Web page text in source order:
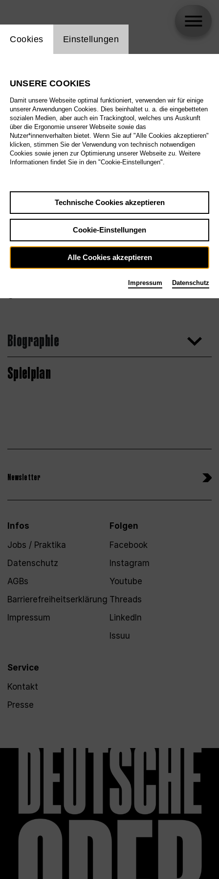
Biographie
Spielplan
Newsletter
Infos
Jobs / Praktika
Datenschutz
AGBs
Barrierefreiheitserklärung
Impressum
Service
Kontakt
Presse
Folgen
Facebook
Instagram
Youtube
Threads
LinkedIn
Issuu
Einstellung Website Cookie
Cookies Einstellungen
UNSERE COOKIES
Damit unsere Webseite optimal funktioniert, verwenden wir für einige
unserer Anwendungen Cookies. Dies beinhaltet u. a. die eingebetteten
sozialen Medien, aber auch ein Trackingtool, welches uns Auskunft
über die Ergonomie unserer Webseite sowie das
Nutzer*innenverhalten bietet. Wenn Sie auf "Alle Cookies akzeptieren"
klicken, stimmen Sie der Verwendung von technisch notwendigen
Cookies sowie jenen zur Optimierung unserer Webseite zu. Weitere
Informationen findet Sie in den "Cookie-Einstellungen".
Technische Cookies akzeptieren
Cookie-Einstellungen
Alle Cookies akzeptieren
Impressum Datenschutz